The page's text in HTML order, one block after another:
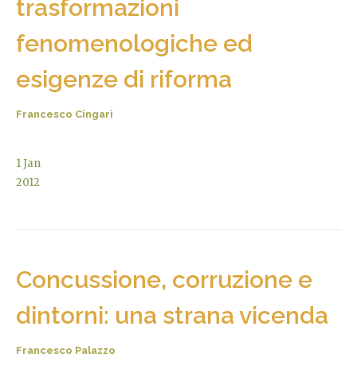
trasformazioni
fenomenologiche ed
esigenze di riforma
Francesco Cingari
1Jan
2012
Concussione, corruzione e
dintorni: una strana vicenda
Francesco Palazzo